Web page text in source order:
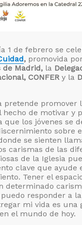
1 de febrero se
, promovida
de Madrid, la
CONFER y la
pretende promover
hecho de motivar y
que los jóvenes se
sobre
se sienten
carismas de las
de la Iglesia
clave que ayude
Tener el
determinado
responder a
mi vida es una
el mundo de hoy.